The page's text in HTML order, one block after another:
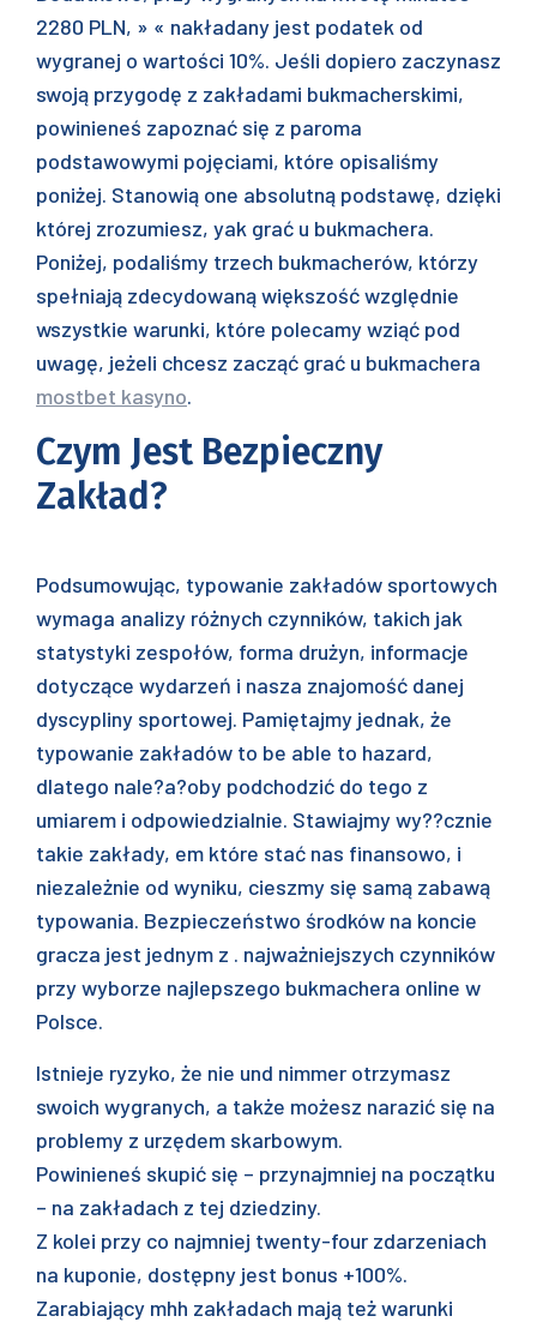
2280 PLN, » « nakładany jest podatek od
wygranej o wartości 10%. Jeśli dopiero zaczynasz
swoją przygodę z zakładami bukmacherskimi,
powinieneś zapoznać się z paroma
podstawowymi pojęciami, które opisaliśmy
poniżej. Stanowią one absolutną podstawę, dzięki
której zrozumiesz, yak grać u bukmachera.
Poniżej, podaliśmy trzech bukmacherów, którzy
spełniają zdecydowaną większość względnie
wszystkie warunki, które polecamy wziąć pod
uwagę, jeżeli chcesz zacząć grać u bukmachera
mostbet kasyno.
Czym Jest Bezpieczny
Zakład?
Podsumowując, typowanie zakładów sportowych
wymaga analizy różnych czynników, takich jak
statystyki zespołów, forma drużyn, informacje
dotyczące wydarzeń i nasza znajomość danej
dyscypliny sportowej. Pamiętajmy jednak, że
typowanie zakładów to be able to hazard,
dlatego nale?a?oby podchodzić do tego z
umiarem i odpowiedzialnie. Stawiajmy wy??cznie
takie zakłady, em które stać nas finansowo, i
niezależnie od wyniku, cieszmy się samą zabawą
typowania. Bezpieczeństwo środków na koncie
gracza jest jednym z . najważniejszych czynników
przy wyborze najlepszego bukmachera online w
Polsce.
Istnieje ryzyko, że nie und nimmer otrzymasz
swoich wygranych, a także możesz narazić się na
problemy z urzędem skarbowym.
Powinieneś skupić się – przynajmniej na początku
– na zakładach z tej dziedziny.
Z kolei przy co najmniej twenty-four zdarzeniach
na kuponie, dostępny jest bonus +100%.
Zarabiający mhh zakładach mają też warunki